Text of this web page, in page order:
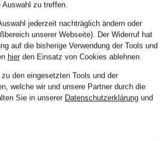
RITUALS
RITUALS
zu treffen.
jederzeit nachträglich ändern oder
unserer Webseite). Der Widerruf hat
auf die bisherige Verwendung der Tools und
hierden Einsatz von Cookies ablehnen.
den eingesetzten Tools und der
welche wir und unsere Partner durch die
Sie in unserer Datenschutzerklärungund